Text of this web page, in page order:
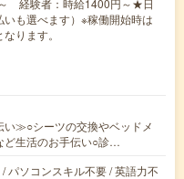
も選べます）※稼働開始時は
ります。
≫○シーツの交換やベッドメ
ど生活のお手伝い○診…
パソコンスキル不要 / 英語力不